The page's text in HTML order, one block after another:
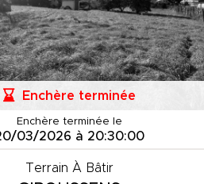
Enchère terminée
Enchère terminée le
03/2026 à 20:30:00
Terrain À Bâtir